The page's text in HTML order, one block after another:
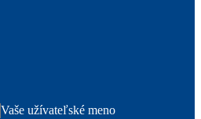
Vaše užívateľské meno